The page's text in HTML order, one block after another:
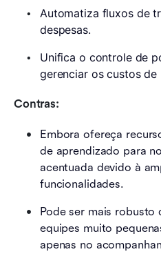
Automatiza fluxos de
despesas.
Unifica o controle de
gerenciar os custos de
Contras:
Embora ofereça
de aprendizado para
acentuada devido à
funcionalidades.
Pode ser mais robusto
equipes muito
apenas no